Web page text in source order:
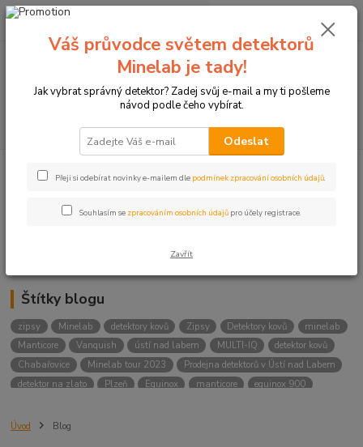
+420774877333
0 Kč
Kategorie blogu
Detektory
Štítky blogu
zipsy Minelab detektory kovů Zipsy Detektory kovů
minelab
Manticore
Vanquish ústí nad labem MULTI-IQ
detektor kovů
Chabařovice
Minelab tour 2023
Prodejna detektorů v Ústí nad Labem
detektor na zlato
Plzeň Equinox manticore
equinox 900
Sraz detektorářů
Úvod Blog
Váš průvodce světem detektorů
Minelab je tady!
Jak vybrat správný detektor? Zadej svůj e-mail a my ti pošleme
návod podle čeho vybírat.
Odeslat
Přeji si odebírat novinky e-mailem dle podmínek zpracování osobních údajů.
Souhlasím se zpracováním osobních údajů pro účely registrace.
Zavřít